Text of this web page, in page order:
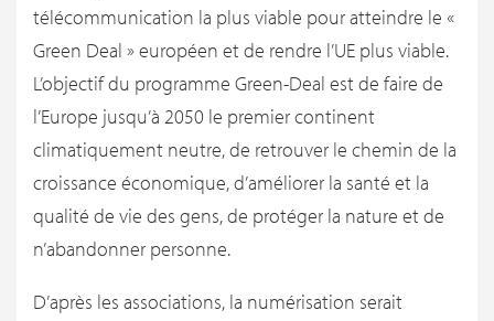
télécommunication la plus viable pour atteindre le «
Green Deal » européen et de rendre l’UE plus viable.
L’objectif du programme Green-Deal est de faire de
l’Europe jusqu’à 2050 le premier continent
climatiquement neutre, de retrouver le chemin de la
croissance économique, d’améliorer la santé et la
qualité de vie des gens, de protéger la nature et de
n’abandonner personne.
D’après les associations, la numérisation serait